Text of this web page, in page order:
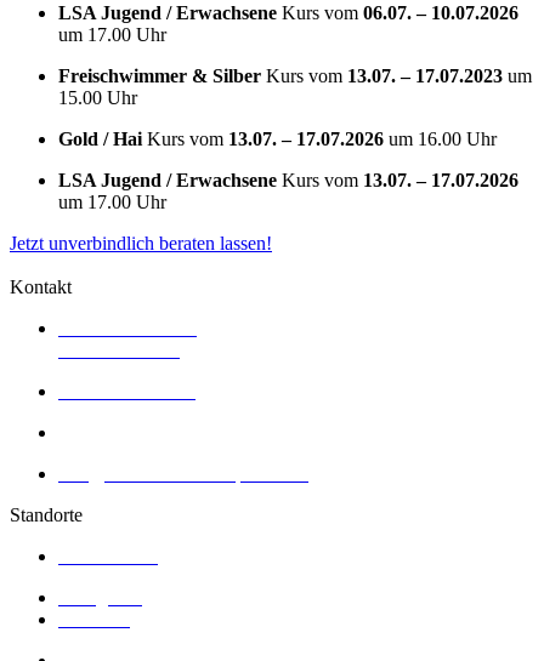
LSA Jugend / Erwachsene Kurs vom 06.07. – 10.07.2026
um 17.00 Uhr
Freischwimmer & Silber Kurs vom 13.07. – 17.07.2023 um
15.00 Uhr
Gold / Hai Kurs vom 13.07. – 17.07.2026 um 16.00 Uhr
LSA Jugend / Erwachsene Kurs vom 13.07. – 17.07.2026
um 17.00 Uhr
Jetzt unverbindlich beraten lassen!
Kontakt
Standorte